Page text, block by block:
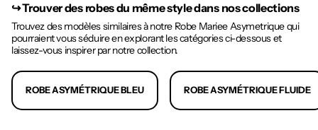
↪︎Trouver des robes du même style dans nos collections
Trouvez des modèles similaires à notre Robe Mariee Asymetrique qui
pourraient vous séduire en explorant les catégories ci-dessous et
laissez-vous inspirer par notre collection.
ROBE ASYMÉTRIQUE BLEU ROBE ASYMÉTRIQUE FLUIDE